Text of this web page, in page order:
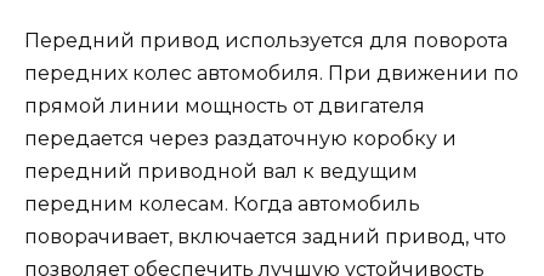
Передний привод используется для поворота
передних колес автомобиля. При движении по
прямой линии мощность от двигателя
передается через раздаточную коробку и
передний приводной вал к ведущим
передним колесам. Когда автомобиль
поворачивает, включается задний привод, что
позволяет обеспечить лучшую устойчивость